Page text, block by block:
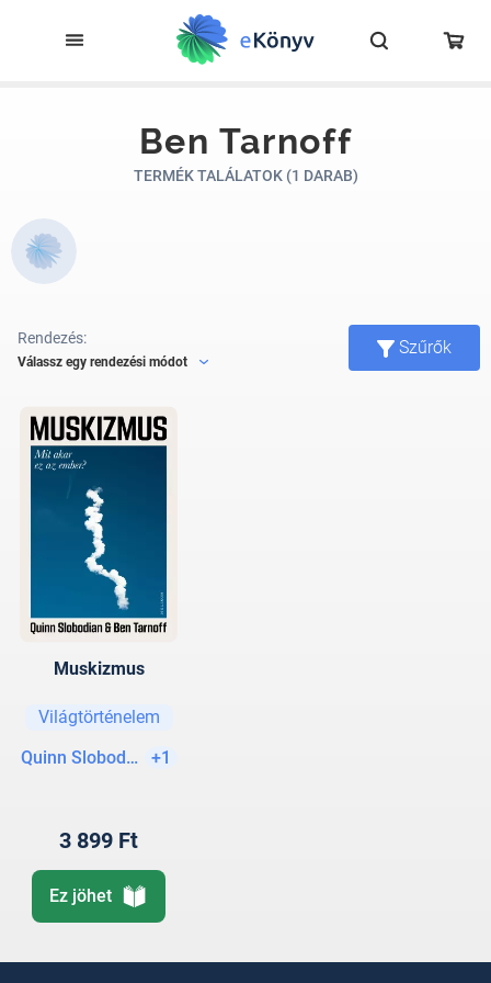
Ben Tarnoff
TERMÉK TALÁLATOK (1 DARAB)
Rendezés:
Válassz egy rendezési módot
Szűrők
Muskizmus
Világtörténelem
Quinn Slobodian +1
3 899 Ft
Ez jöhet